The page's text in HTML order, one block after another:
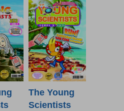
The Young
Scientists